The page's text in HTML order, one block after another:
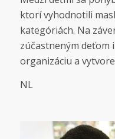
ktorí vyhodnotili
kategóriách. Na
zúčastneným deťom
organizáciu a
NL